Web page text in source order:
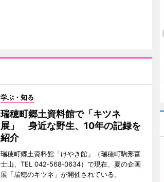
学ぶ・知る
瑞穂町郷土資料館で「キツネ
展」 身近な野生、10年の記録を
紹介
瑞穂町郷土資料館「けやき館」（瑞穂町駒形富
士山、TEL 042‐568‐0634）で現在、夏の企画
展「瑞穂のキツネ」が開催されている。